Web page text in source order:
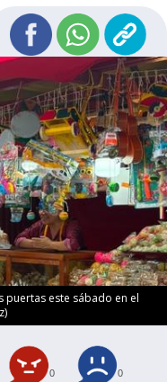
puertas este sábado en el
0 0